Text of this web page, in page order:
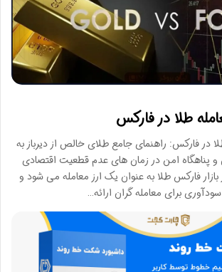
طلا در فارکس
در فارکس: راهنمای جامع طلای خالص از دیرباز به
و پناهگاه امن در زمان های عدم قطعیت اقتصادی
فارکس طلا به عنوان یک ارز معامله می شود و
برای معامله گران ارائه…